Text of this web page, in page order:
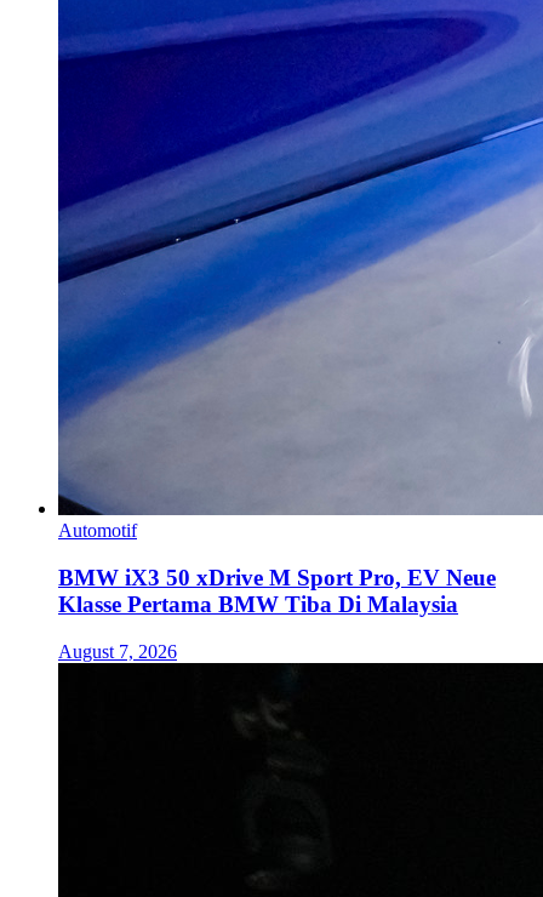
Automotif
BMW iX3 50 xDrive M Sport Pro, EV Neue
Klasse Pertama BMW Tiba Di Malaysia
August 7, 2026